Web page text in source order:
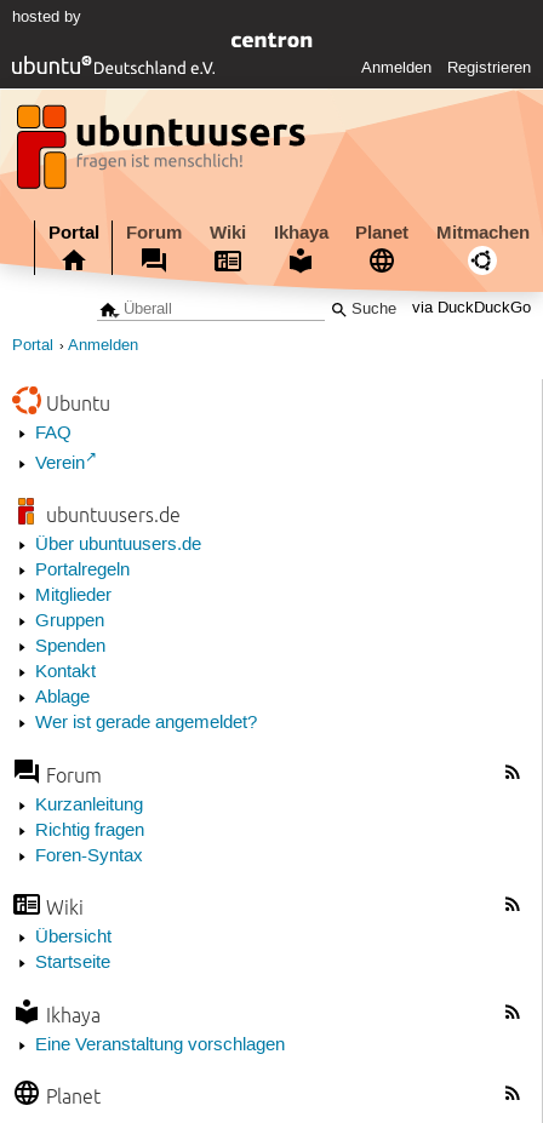
hosted by
Anmelden Registrieren
Portal Forum Wiki Ikhaya Planet Mitmachen
via DuckDuckGo
Portal Anmelden
Ubuntu
FAQ
Verein
ubuntuusers.de
Über ubuntuusers.de
Portalregeln
Mitglieder
Gruppen
Spenden
Kontakt
Ablage
Wer ist gerade angemeldet?
Forum
Kurzanleitung
Richtig fragen
Foren-Syntax
Wiki
Übersicht
Startseite
Ikhaya
Eine Veranstaltung vorschlagen
Planet